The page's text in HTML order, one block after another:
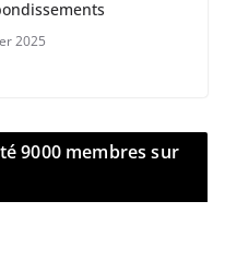
2025
9000 membres sur